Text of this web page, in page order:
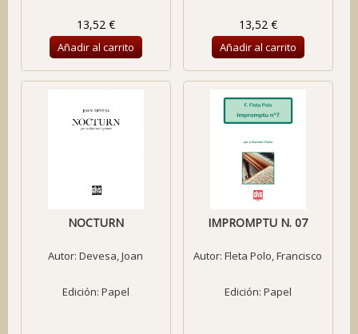
13,52 €
Añadir al carrito
13,52 €
Añadir al carrito
NOCTURN
Autor:Devesa, Joan
Edición: Papel
IMPROMPTU N. 07
Autor:Fleta Polo, Francisco
Edición: Papel